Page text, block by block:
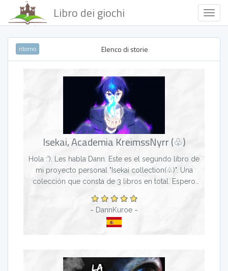
Libro dei giochi
ritorno Elenco di storie
Isekai, Academia KreimssNyrr (♧)
Hola :'). Les habla Dann. Este es el segundo libro de
mi proyecto personal "Isekai collection(♧)". Una
colección que consta de 3 libros en total. Espero
~ DannKuroe ~